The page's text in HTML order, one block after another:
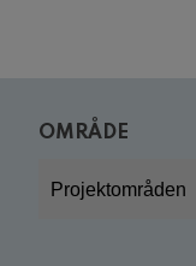
OMRÅDE